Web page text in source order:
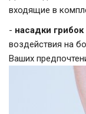
входящие в
- насадки
воздействия на
Ваших